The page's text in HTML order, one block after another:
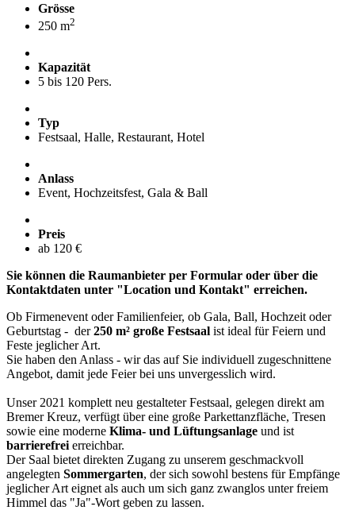
Grösse
250 m2
Kapazität
5 bis 120 Pers.
Typ
Festsaal, Halle, Restaurant, Hotel
Anlass
Event, Hochzeitsfest, Gala & Ball
Preis
ab 120 €
Sie können die Raumanbieter per Formular oder über die
Kontaktdaten unter "Location und Kontakt" erreichen.
Ob Firmenevent oder Familienfeier, ob Gala, Ball, Hochzeit oder
Geburtstag - der250 m² große Festsaal ist ideal für Feiern und
Feste jeglicher Art.
Sie haben den Anlass - wir das auf Sie individuell zugeschnittene
Angebot, damit jede Feier bei uns unvergesslich wird.
Unser 2021 komplett neu gestalteter Festsaal, gelegen direkt am
Bremer Kreuz, verfügt über eine große Parkettanzfläche, Tresen
sowie eine moderne Klima- und Lüftungsanlage und ist
barrierefrei erreichbar.
Der Saal bietet direkten Zugang zu unserem geschmackvoll
angelegten Sommergarten, der sich sowohl bestens für Empfänge
jeglicher Art eignet als auch um sich ganz zwanglos unter freiem
Himmel das "Ja"-Wort geben zu lassen.